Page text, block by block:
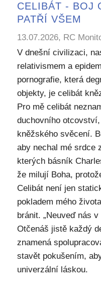
CELIBÁT - BOJ
PATŘÍ VŠEM
13.07.2026, RC
V dnešní civilizaci,
relativismem a
pornografie, která
objekty, je celibát
Pro mě celibát
duchovního
kněžského svěcení.
aby nechal mé srdce
kterých básník
že milují Boha,
Celibát není jen
pokladem mého
bránit. „Neuveď nás
Otčenáš jistě každý
znamená
stavět pokušením,
univerzální láskou.